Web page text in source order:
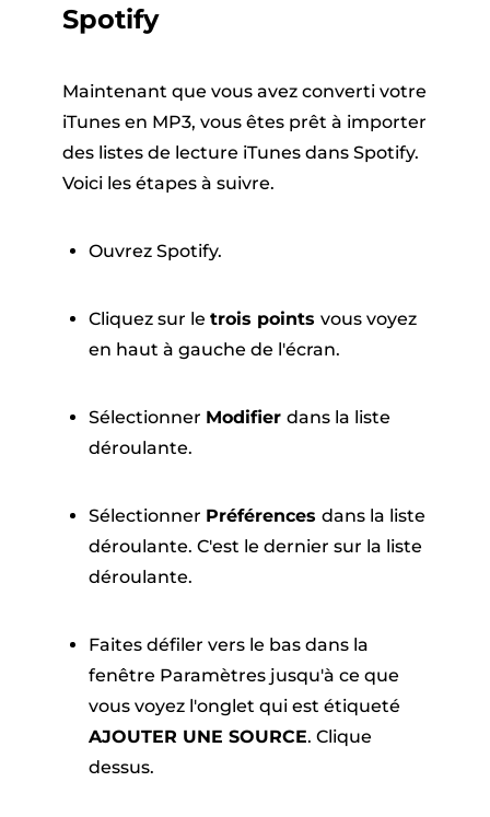
Spotify
Maintenant que vous avez converti votre
iTunes en MP3, vous êtes prêt à importer
des listes de lecture iTunes dans Spotify.
Voici les étapes à suivre.
Ouvrez Spotify.
Cliquez sur le trois points vous voyez
en haut à gauche de l'écran.
Sélectionner Modifier dans la liste
déroulante.
Sélectionner Préférences dans la liste
déroulante. C'est le dernier sur la liste
déroulante.
Faites défiler vers le bas dans la
fenêtre Paramètres jusqu'à ce que
vous voyez l'onglet qui est étiqueté
AJOUTER UNE SOURCE. Clique
dessus.